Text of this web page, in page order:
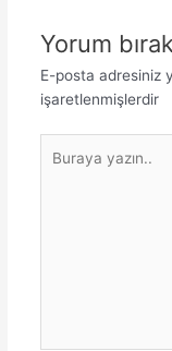
Yorum
E-posta adresiniz
işaretlenmişlerdir
yazın..